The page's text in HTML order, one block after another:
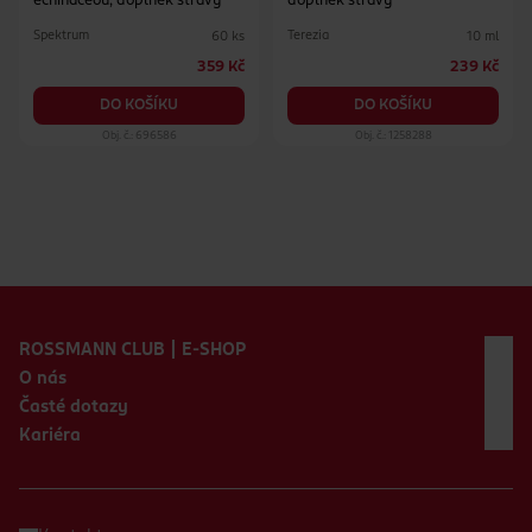
Spektrum 60 ks
359 Kč
DO KOŠÍKU
Obj. č.: 696586
Terezia 10 ml
239 Kč
DO KOŠÍKU
Obj. č.: 1258288
ROSSMANN CLUB | E-SHOP
O nás
Časté dotazy
Kariéra